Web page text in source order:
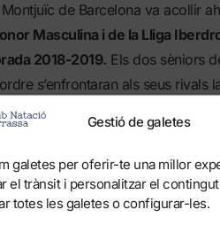
Gestió de galetes
galetes per oferir-te una millor
el trànsit i personalitzar el
totes les galetes o configurar-les.
de Barcelona va acollir
Masculina i de la Lliga
2018-2019. Els dos sèniors
s’enfrontaran als seus rivals
El conjunt de Dídac Cobacho
mentre que l’equip femení
CN Sant Andreu el 13
el primer partit a fora a la
un primer tram de temporada de